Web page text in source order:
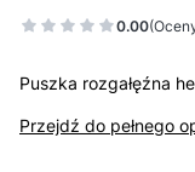
0.00
Puszka rozgałęźna
Przejdź do pełnego